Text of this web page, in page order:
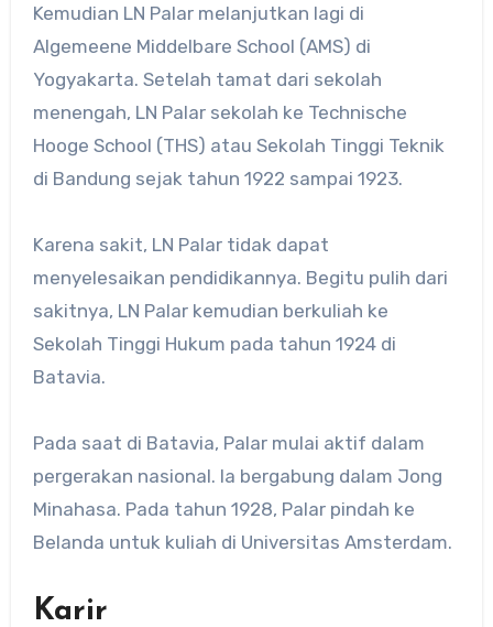
Kemudian LN Palar melanjutkan lagi di
Algemeene Middelbare School (AMS) di
Yogyakarta. Setelah tamat dari sekolah
menengah, LN Palar sekolah ke Technische
Hooge School (THS) atau Sekolah Tinggi Teknik
di Bandung sejak tahun 1922 sampai 1923.
Karena sakit, LN Palar tidak dapat
menyelesaikan pendidikannya. Begitu pulih dari
sakitnya, LN Palar kemudian berkuliah ke
Sekolah Tinggi Hukum pada tahun 1924 di
Batavia.
Pada saat di Batavia, Palar mulai aktif dalam
pergerakan nasional. Ia bergabung dalam Jong
Minahasa. Pada tahun 1928, Palar pindah ke
Belanda untuk kuliah di Universitas Amsterdam.
Karir